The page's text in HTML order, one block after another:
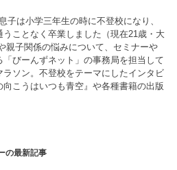
子は小学三年生の時に不登校になり、
うことなく卒業しました（現在21歳・大
親子関係の悩みについて、セミナーや
「びーんずネット」の事務局を担当して
ラソン。不登校をテーマにしたインタビ
向こうはいつも青空』や各種書籍の出版
の最新記事